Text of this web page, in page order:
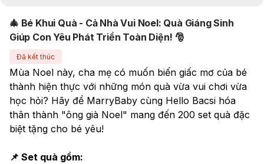
🎄 Bé Khui Quà - Cả Nhà Vui Noel: Quà Giáng Sinh
Giúp Con Yêu Phát Triển Toàn Diện! 🎅
Đã kết thúc
Mùa Noel này, cha mẹ có muốn biến giấc mơ của bé
thành hiện thực với những món quà vừa vui chơi vừa
học hỏi? Hãy để MarryBaby cùng Hello Bacsi hóa
thân thành "ông già Noel" mang đến 200 set quà đặc
biệt tặng cho bé yêu!
📌 Set quà gồm: